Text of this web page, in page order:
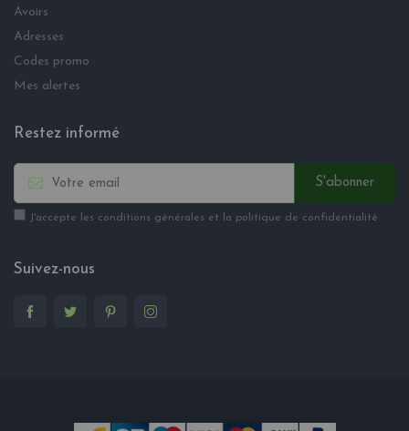
Avoirs
Adresses
Codes promo
Mes alertes
Restez informé
S'abonner
J'accepte les conditions générales et la politique de confidentialité
Suivez-nous